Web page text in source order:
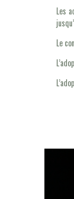
Les
Le